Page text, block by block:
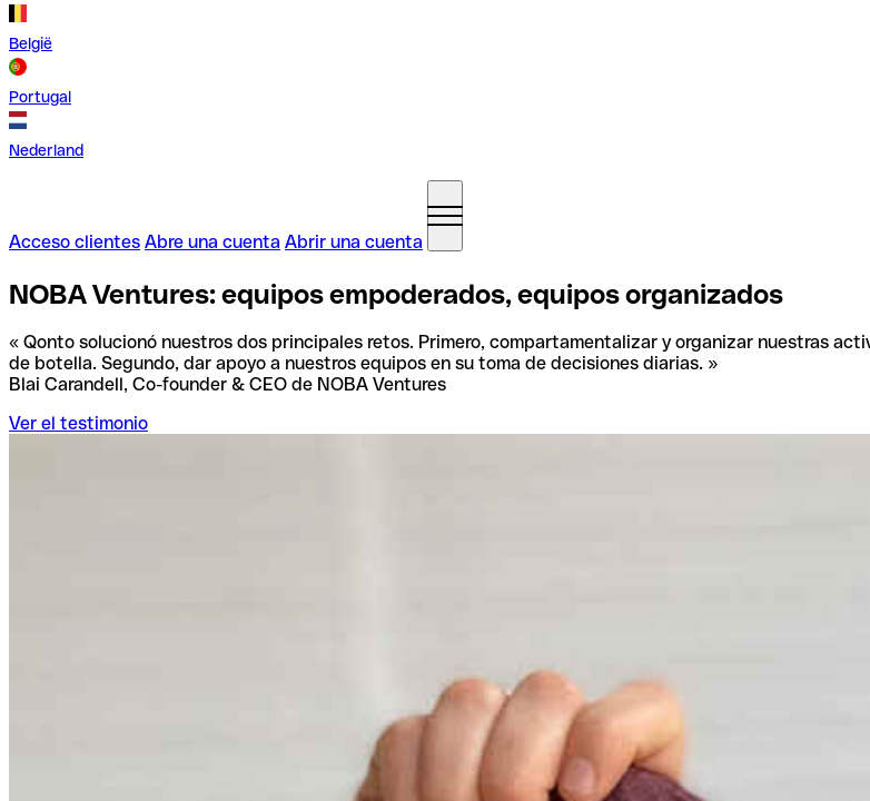
België
Portugal
Nederland
Acceso clientes Abre una cuenta Abrir una cuenta
NOBA Ventures: equipos empoderados, equipos organizados
« Qonto solucionó nuestros dos principales retos. Primero, compartamentalizar y organizar nuestras
de botella. Segundo, dar apoyo a nuestros equipos en su toma de decisiones diarias. »
Blai Carandell, Co-founder & CEO de NOBA Ventures
Ver el testimonio